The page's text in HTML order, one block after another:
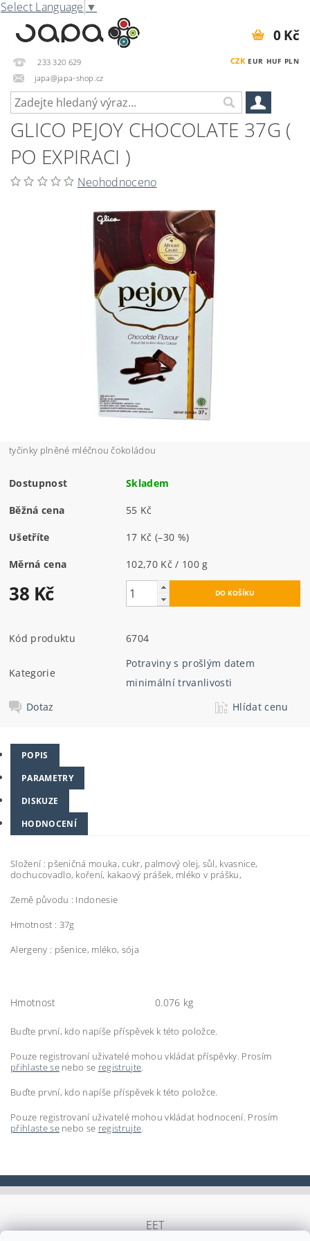
Select Language ▼
233 320 629
japa@japa-shop.cz
CZK EUR HUF PLN
0 Kč
GLICO PEJOY CHOCOLATE 37G (
PO EXPIRACI )
Neohodnoceno
tyčinky plněné mléčnou čokoládou
Dostupnost Skladem
Běžná cena 55 Kč
Ušetříte 17 Kč(–30 %)
Měrná cena 102,70 Kč / 100 g
38 Kč
Kód produktu 6704
Kategorie
Potraviny s prošlým datem
minimální trvanlivosti
Dotaz
Hlídat cenu
POPIS
PARAMETRY
DISKUZE
HODNOCENÍ
Složení : pšeničná mouka, cukr, palmový olej, sůl, kvasnice,
dochucovadlo, koření, kakaový prášek, mléko v prášku,
Země původu : Indonesie
Hmotnost : 37g
Alergeny : pšenice, mléko, sója
Hmotnost 0.076 kg
Buďte první, kdo napíše příspěvek k této položce.
Pouze registrovaní uživatelé mohou vkládat příspěvky. Prosím
přihlaste senebo se registrujte.
Buďte první, kdo napíše příspěvek k této položce.
Pouze registrovaní uživatelé mohou vkládat hodnocení. Prosím
přihlaste senebo se registrujte.
EET